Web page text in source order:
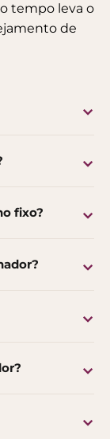
tempo leva o
de
fixo?